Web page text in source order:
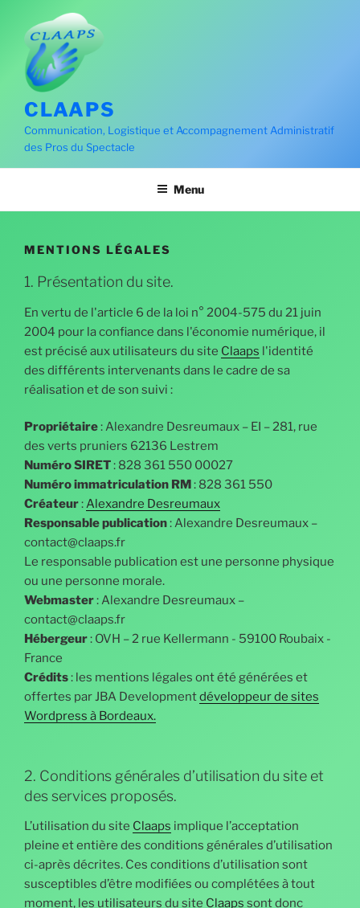
contenu
principal
CLAAPS
Communication, Logistique et Accompagnement Administratif
des Pros du Spectacle
Menu
MENTIONS LÉGALES
1. Présentation du site.
En vertu de l'article 6 de la loi n° 2004-575 du 21 juin
2004 pour la confiance dans l'économie numérique, il
est précisé aux utilisateurs du site Claaps l'identité
des différents intervenants dans le cadre de sa
réalisation et de son suivi :
Propriétaire: Alexandre Desreumaux – EI – 281, rue
des verts pruniers 62136 Lestrem
Numéro SIRET: 828 361 550 00027
Numéro immatriculation RM: 828 361 550
Créateur:Alexandre Desreumaux
Responsable publication: Alexandre Desreumaux –
contact@claaps.fr
Le responsable publication est une personne physique
ou une personne morale.
Webmaster: Alexandre Desreumaux –
contact@claaps.fr
Hébergeur: OVH – 2 rue Kellermann - 59100 Roubaix -
France
Crédits: les mentions légales ont été générées et
offertes par JBA Developmentdéveloppeur de sites
Wordpress à Bordeaux.
2. Conditions générales d’utilisation du site et
des services proposés.
L’utilisation du site Claaps implique l’acceptation
pleine et entière des conditions générales d’utilisation
ci-après décrites. Ces conditions d’utilisation sont
susceptibles d’être modifiées ou complétées à tout
moment, les utilisateurs du site Claaps sont donc